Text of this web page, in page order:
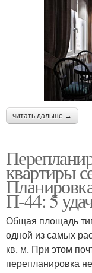
читать дальше →
квартиры
П-44: 5
Общая площадь
одной из самых
кв. м. При этом
перепланировка